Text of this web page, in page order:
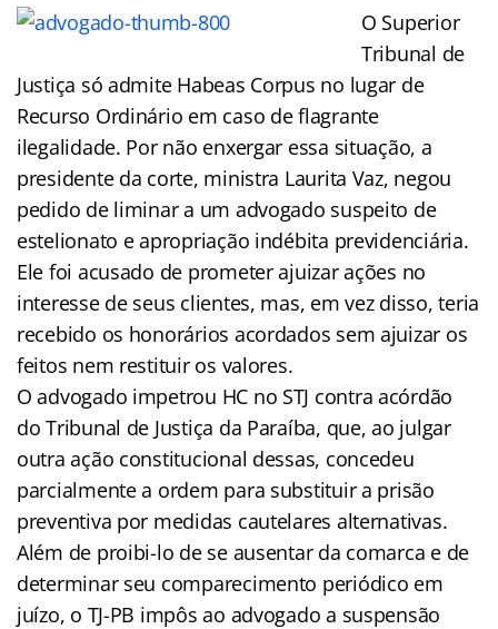
O Superior
Tribunal de
Justiça só admite Habeas Corpus no lugar de
Recurso Ordinário em caso de flagrante
ilegalidade. Por não enxergar essa situação, a
presidente da corte, ministra Laurita Vaz, negou
pedido de liminar a um advogado suspeito de
estelionato e apropriação indébita previdenciária.
Ele foi acusado de prometer ajuizar ações no
interesse de seus clientes, mas, em vez disso, teria
recebido os honorários acordados sem ajuizar os
feitos nem restituir os valores.
O advogado impetrou HC no STJ contra acórdão
do Tribunal de Justiça da Paraíba, que, ao julgar
outra ação constitucional dessas, concedeu
parcialmente a ordem para substituir a prisão
preventiva por medidas cautelares alternativas.
Além de proibi-lo de se ausentar da comarca e de
determinar seu comparecimento periódico em
juízo, o TJ-PB impôs ao advogado a suspensão